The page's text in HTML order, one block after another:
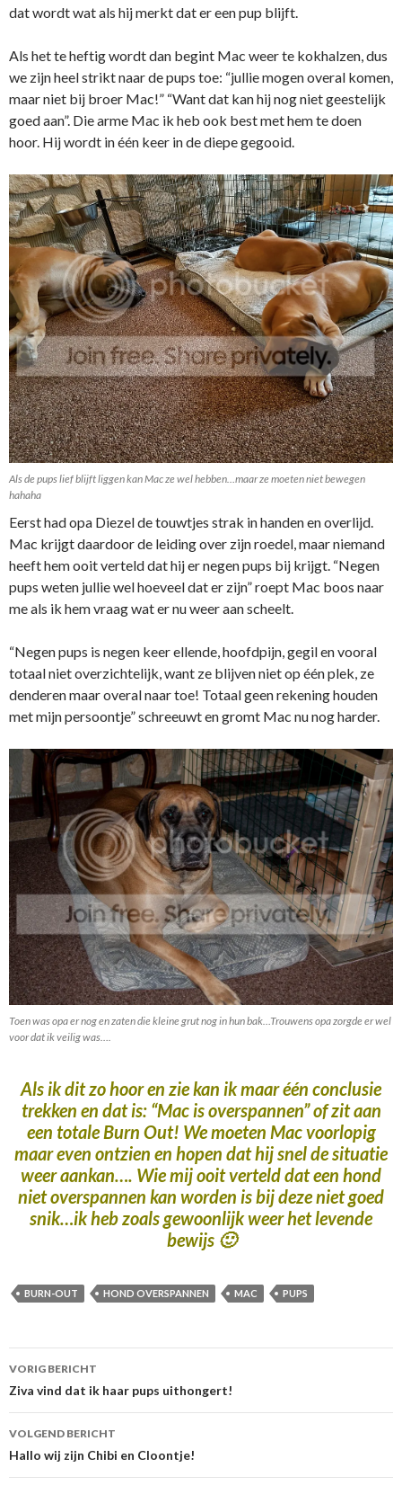
dat wordt wat als hij merkt dat er een pup blijft.
Als het te heftig wordt dan begint Mac weer te kokhalzen, dus
we zijn heel strikt naar de pups toe: “jullie mogen overal komen,
maar niet bij broer Mac!” “Want dat kan hij nog niet geestelijk
goed aan”. Die arme Mac ik heb ook best met hem te doen
hoor. Hij wordt in één keer in de diepe gegooid.
Als de pups lief blijft liggen kan Mac ze wel hebben…maar ze moeten niet bewegen
hahaha
Eerst had opa Diezel de touwtjes strak in handen en overlijd.
Mac krijgt daardoor de leiding over zijn roedel, maar niemand
heeft hem ooit verteld dat hij er negen pups bij krijgt. “Negen
pups weten jullie wel hoeveel dat er zijn” roept Mac boos naar
me als ik hem vraag wat er nu weer aan scheelt.
“Negen pups is negen keer ellende, hoofdpijn, gegil en vooral
totaal niet overzichtelijk, want ze blijven niet op één plek, ze
denderen maar overal naar toe! Totaal geen rekening houden
met mijn persoontje” schreeuwt en gromt Mac nu nog harder.
Toen was opa er nog en zaten die kleine grut nog in hun bak…Trouwens opa zorgde er wel
voor dat ik veilig was….
Als ik dit zo hoor en zie kan ik maar één conclusie
trekken en dat is: “Mac is overspannen” of zit aan
een totale Burn Out! We moeten Mac voorlopig
maar even ontzien en hopen dat hij snel de situatie
weer aankan…. Wie mij ooit verteld dat een hond
niet overspannen kan worden is bij deze niet goed
snik…ik heb zoals gewoonlijk weer het levende
bewijs 🙂
BURN-OUT HOND OVERSPANNEN MAC PUPS
Berichtnavigatie
VORIG BERICHT
Ziva vind dat ik haar pups uithongert!
VOLGEND BERICHT
Hallo wij zijn Chibi en Cloontje!